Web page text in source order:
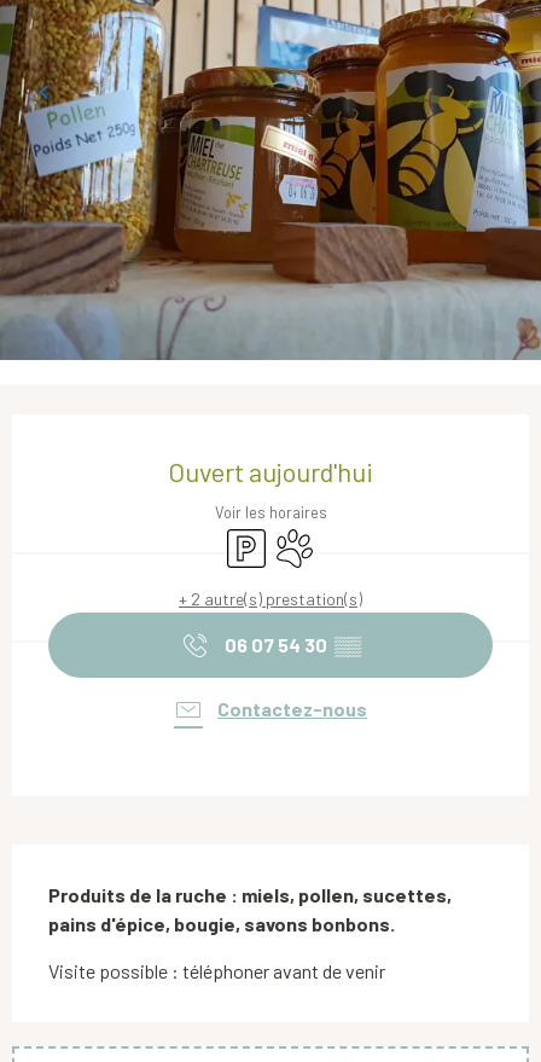
Ouvert aujourd'hui
Voir les horaires
ParkingAnimaux acceptés
+ 2 autre(s) prestation(s)
06 07 54 30 ▒▒
Contactez-nous
Produits de la ruche : miels, pollen, sucettes,
pains d'épice, bougie, savons bonbons.
Visite possible : téléphoner avant de venir